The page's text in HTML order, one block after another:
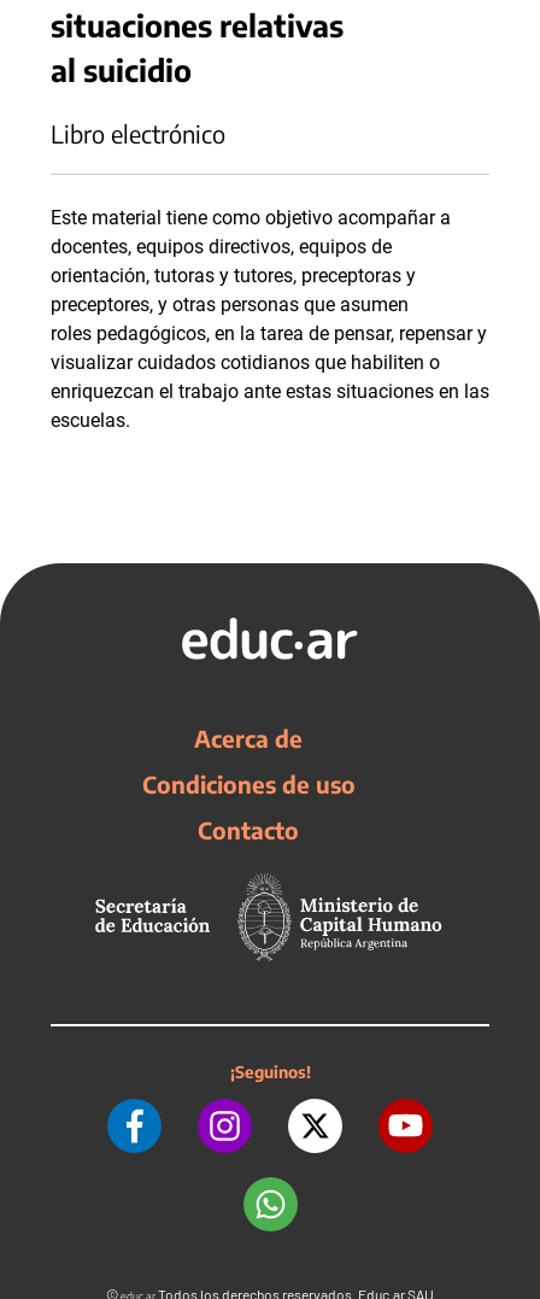
situaciones relativas
al suicidio
Libro electrónico
Este material tiene como objetivo acompañar a
docentes, equipos directivos, equipos de
orientación, tutoras y tutores, preceptoras y
preceptores, y otras personas que asumen
roles pedagógicos, en la tarea de pensar, repensar y
visualizar cuidados cotidianos que habiliten o
enriquezcan el trabajo ante estas situaciones en las
escuelas.
Acerca de
Condiciones de uso
Contacto
¡Seguinos!
©educ.arTodos los derechos reservados. Educ.ar SAU